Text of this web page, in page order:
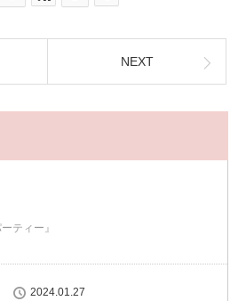
NEXT
ティー』
2024.01.27